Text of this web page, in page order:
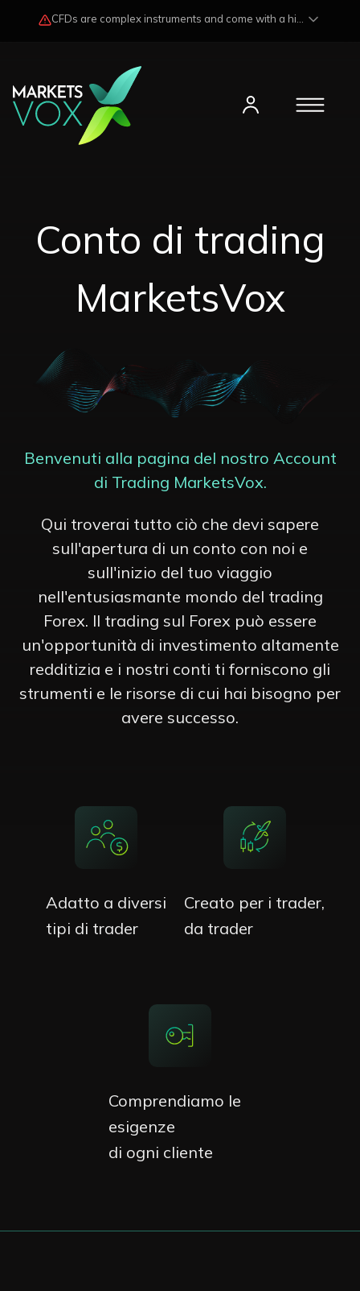
Conto di trading
MarketsVox
Benvenuti alla pagina del nostro Account
di Trading MarketsVox.
Qui troverai tutto ciò che devi sapere
sull'apertura di un conto con noi e
sull'inizio del tuo viaggio
nell'entusiasmante mondo del trading
Forex. Il trading sul Forex può essere
un'opportunità di investimento altamente
redditizia e i nostri conti ti forniscono gli
strumenti e le risorse di cui hai bisogno per
avere successo.
Adatto a diversi
tipi di trader
Creato per i trader,
da trader
Comprendiamo le
esigenze
di ogni cliente